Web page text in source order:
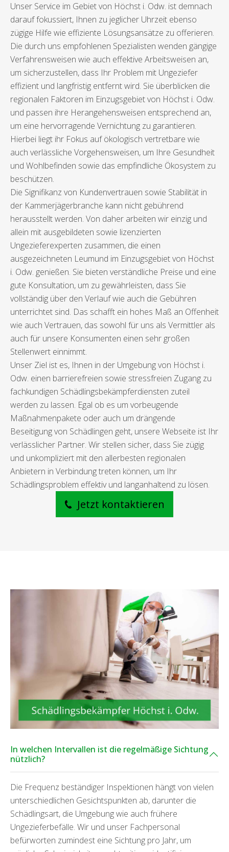
Unser Service im Gebiet von Höchst i. Odw. ist demnach
darauf fokussiert, Ihnen zu jeglicher Uhrzeit ebenso
zügige Hilfe wie effiziente Lösungsansätze zu offerieren.
Die durch uns empfohlenen Spezialisten wenden gängige
Verfahrensweisen wie auch effektive Arbeitsweisen an,
um sicherzustellen, dass Ihr Problem mit Ungeziefer
effizient und langfristig entfernt wird. Sie überblicken die
regionalen Faktoren im Einzugsgebiet von Höchst i. Odw.
und passen ihre Herangehensweisen entsprechend an,
um eine hervorragende Vernichtung zu garantieren.
Hierbei liegt ihr Fokus auf ökologisch vertretbare wie
auch verlässliche Vorgehensweisen, um Ihre Gesundheit
und Wohlbefinden sowie das empfindliche Ökosystem zu
beschützen.
Die Signifikanz von Kundenvertrauen sowie Stabilität in
der Kammerjägerbranche kann nicht gebührend
herausstellt werden. Von daher arbeiten wir einzig und
allein mit ausgebildeten sowie lizenzierten
Ungezieferexperten zusammen, die einen
ausgezeichneten Leumund im Einzugsgebiet von Höchst
i. Odw. genießen. Sie bieten verständliche Preise und eine
gute Konsultation, um zu gewährleisten, dass Sie
vollständig über den Verlauf wie auch die Gebühren
unterrichtet sind. Das schafft ein hohes Maß an Offenheit
wie auch Vertrauen, das sowohl für uns als Vermittler als
auch für unsere Konsumenten einen sehr großen
Stellenwert einnimmt.
Unser Ziel ist es, Ihnen in der Umgebung von Höchst i.
Odw. einen barrierefreien sowie stressfreien Zugang zu
fachkundigen Schädlingsbekämpferdiensten zuteil
werden zu lassen. Egal ob es um vorbeugende
Maßnahmenpakete oder auch um drängende
Beseitigung von Schädlingen geht, unsere Webseite ist Ihr
verlässlicher Partner. Wir stellen sicher, dass Sie zügig
und unkompliziert mit den allerbesten regionalen
Anbietern in Verbindung treten können, um Ihr
Schädlingsproblem effektiv und langanhaltend zu lösen.
Jetzt kontaktieren
In welchen Intervallen ist die regelmäßige Sichtung
nützlich?
Die Frequenz beständiger Inspektionen hängt von vielen
unterschiedlichen Gesichtspunkten ab, darunter die
Schädlingsart, die Umgebung wie auch frühere
Ungezieferbefälle. Wir und unser Fachpersonal
befürworten zumindest eine Sichtung pro Jahr, um